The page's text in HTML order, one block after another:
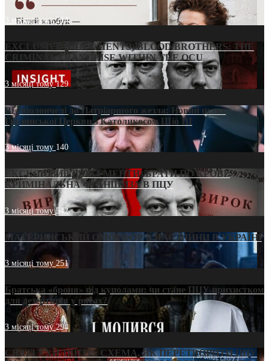
3 місяці тому214
EXCLUSIVE (DOCUMENTS)/BLOOD BROTHERS: THE
CRIMINAL FRANCHISE WITHIN THE OCU
3 місяці тому129
Від віолончелі до Патріаршого жезла: Новий шлях
Грузинської Церкви з Католикосом Шіо III
3 місяці тому 140
ЕКСКЛЮЗИВ (ДОКУМЕНТИ)/БРАТИ ПО КРОВІ:
КРИМІНАЛЬНА ФРАНШИЗА В ПЦУ
3 місяці тому542
МАТЕРИНСЬКИЙ ОМОРФОР В ЧАС ВІЙНИ В УКРАЇНІ
3 місяці тому251
Братська «броня» під куполами: чи стане ПЦУ прихистком
для дезертирів у рясах?
3 місяці тому294
СВЯТІ УХИЛЯНТИ: СХЕМА, ЯК ПЕРЕТВОРИТИ ПЦУ